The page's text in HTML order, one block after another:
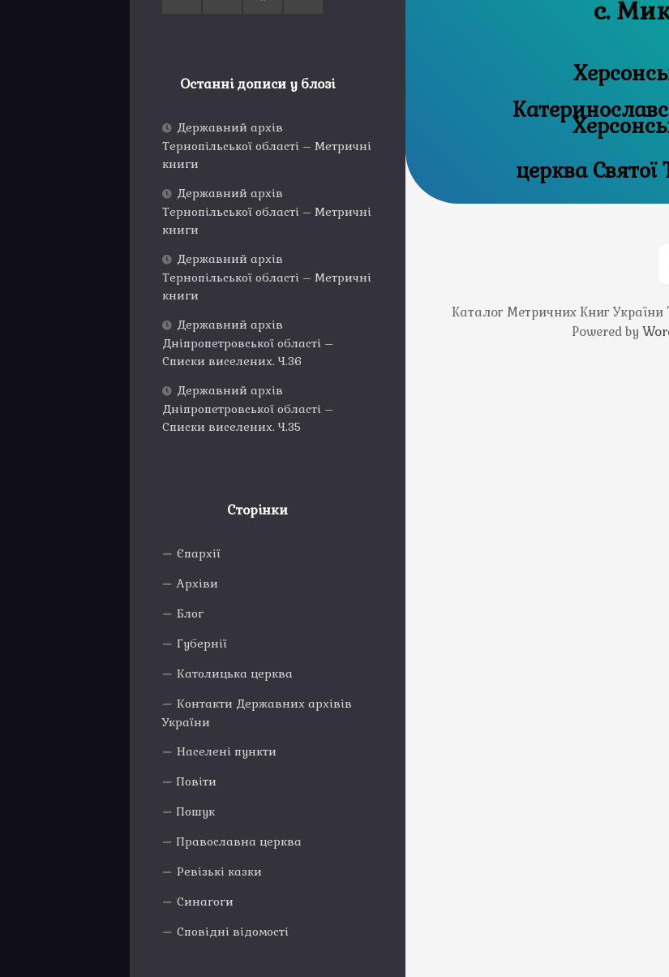
Останні дописи у блозі
Державний архів
Тернопільської області – Метричні
книги
Державний архів
Тернопільської області – Метричні
книги
Державний архів
Тернопільської області – Метричні
книги
Державний архів
Дніпропетровської області –
Списки виселених. Ч.36
Державний архів
Дніпропетровської області –
Списки виселених. Ч.35
Сторінки
Єпархії
Архіви
Блог
Губернії
Католицька церква
Контакти Державних архівів
України
Населені пункти
Повіти
Пошук
Православна церква
Ревізькі казки
Синагоги
Сповідні відомості
с.
церква Святої
Каталог Метричних Книг України
Powered by